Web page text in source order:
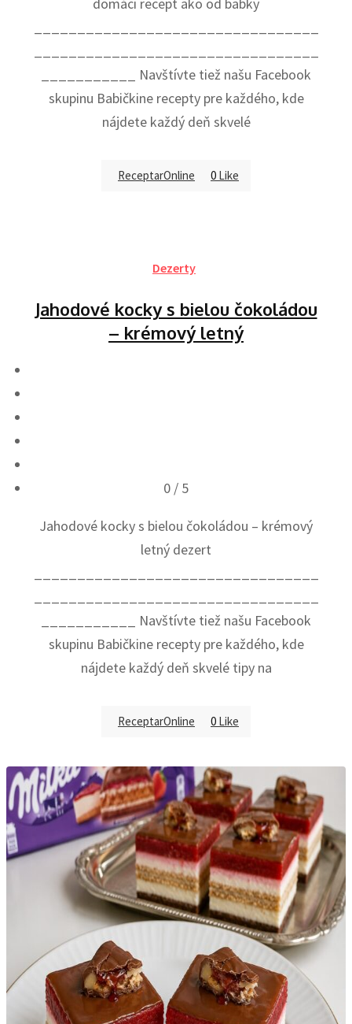
___________ Navštívte tiež našu Facebook
skupinu Babičkine recepty pre každého, kde
nájdete každý deň skvelé
ReceptarOnline 0 Like
Dezerty
Jahodové kocky s bielou čokoládou
– krémový letný
0 / 5
Jahodové kocky s bielou čokoládou – krémový
letný dezert
___________ Navštívte tiež našu Facebook
skupinu Babičkine recepty pre každého, kde
nájdete každý deň skvelé tipy na
ReceptarOnline 0 Like